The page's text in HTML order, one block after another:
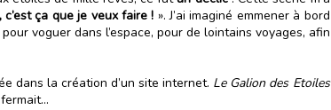
c’est ça que je veux faire ! ». J’ai imaginé emmener à bord
voguer dans l’espace, pour de lointains voyages, afin
dans la création d’un site internet. Le Galion des Etoiles